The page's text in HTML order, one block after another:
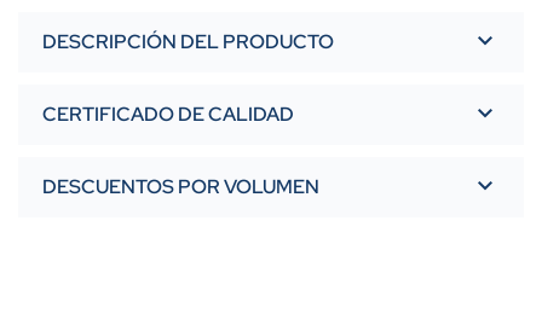
DESCRIPCIÓN DEL PRODUCTO
CERTIFICADO DE CALIDAD
DESCUENTOS POR VOLUMEN